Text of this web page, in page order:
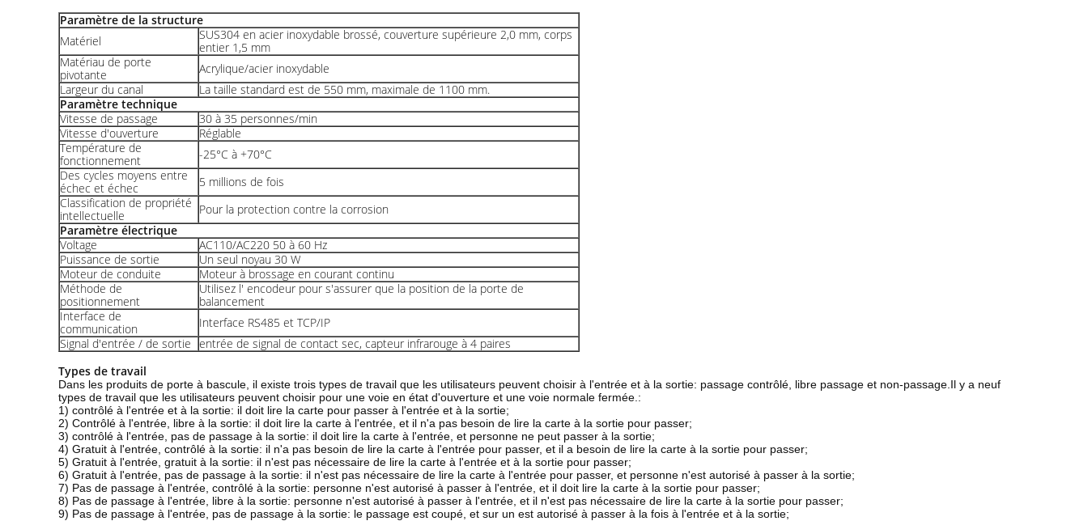
Paramètre de la structure
Matériel
SUS304 en acier inoxydable brossé, couverture supérieure 2,0 mm, corps
entier 1,5 mm
Matériau de porte
pivotante
Acrylique/acier inoxydable
Largeur du canal
La taille standard est de 550 mm, maximale de 1100 mm.
Paramètre technique
Vitesse de passage
30 à 35 personnes/min
Vitesse d'ouverture
Réglable
Température de
fonctionnement
-25°C à +70°C
Des cycles moyens entre
échec et échec
5 millions de fois
Classification de propriété
intellectuelle
Pour la protection contre la corrosion
Paramètre électrique
Voltage
AC110/AC220 50 à 60 Hz
Puissance de sortie
Un seul noyau 30 W
Moteur de conduite
Moteur à brossage en courant continu
Méthode de
positionnement
Utilisez l' encodeur pour s'assurer que la position de la porte de
balancement
Interface de
communication
Interface RS485 et TCP/IP
Signal d'entrée / de sortie entrée de signal de contact sec, capteur infrarouge à 4 paires
Types de travail
Dans les produits de porte à bascule, il existe trois types de travail que les utilisateurs peuvent choisir à l'entrée et à la sortie: passage contrôlé, libre passage et non-passage.Il y a neuf
types de travail que les utilisateurs peuvent choisir pour une voie en état d'ouverture et une voie normale fermée.:
1) contrôlé à l'entrée et à la sortie: il doit lire la carte pour passer à l'entrée et à la sortie;
2) Contrôlé à l'entrée, libre à la sortie: il doit lire la carte à l'entrée, et il n'a pas besoin de lire la carte à la sortie pour passer;
3) contrôlé à l'entrée, pas de passage à la sortie: il doit lire la carte à l'entrée, et personne ne peut passer à la sortie;
4) Gratuit à l'entrée, contrôlé à la sortie: il n'a pas besoin de lire la carte à l'entrée pour passer, et il a besoin de lire la carte à la sortie pour passer;
5) Gratuit à l'entrée, gratuit à la sortie: il n'est pas nécessaire de lire la carte à l'entrée et à la sortie pour passer;
6) Gratuit à l'entrée, pas de passage à la sortie: il n'est pas nécessaire de lire la carte à l'entrée pour passer, et personne n'est autorisé à passer à la sortie;
7) Pas de passage à l'entrée, contrôlé à la sortie: personne n'est autorisé à passer à l'entrée, et il doit lire la carte à la sortie pour passer;
8) Pas de passage à l'entrée, libre à la sortie: personne n'est autorisé à passer à l'entrée, et il n'est pas nécessaire de lire la carte à la sortie pour passer;
9) Pas de passage à l'entrée, pas de passage à la sortie: le passage est coupé, et sur un est autorisé à passer à la fois à l'entrée et à la sortie;